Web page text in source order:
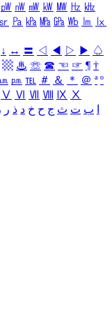
㎺ ㎻ ㎽ ㎾ ㎿ ㎐ ㎑
㏛ ㎩ ㎪ ㎫ ㎬ ㏝ ㏐
㏓
↓ ↔ 〓 ◁ ◀ ▷ ▶ ♤
▩ ♨ ☏ ☎ ☜ ☞ ¶ †
㏘ ℡ ＃ ＆ ＊ ＠ ª º
Ⅴ Ⅵ Ⅶ Ⅷ Ⅸ Ⅹ
ب ت ث ج ح خ د ذ ر